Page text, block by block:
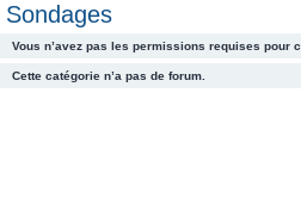
Sondages
Vous n’avez pas les permissions requises pour
Cette catégorie n’a pas de forum.